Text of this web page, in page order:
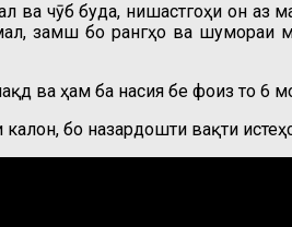
ва чӯб буда, нишастгоҳи он
замш бо рангҳо ва шумораи
ва ҳам ба насия бе фоиз то 6
бо назардошти вақти